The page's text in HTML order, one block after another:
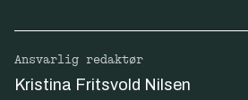
Ansvarlig redaktør
Kristina Fritsvold Nilsen